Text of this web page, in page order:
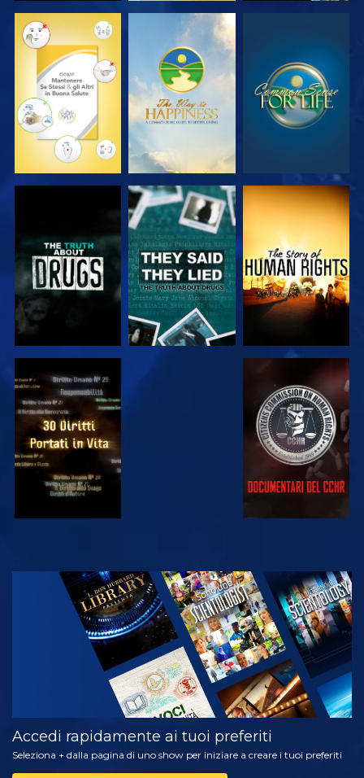
GUARDA GUARDA GUARDA
GUARDA GUARDA
GUARDA GUARDA
GUARDA
ESPLORA LE
SERIE
Accedi rapidamente ai tuoi preferiti
Seleziona + dalla pagina di uno show per iniziare a creare i tuoi preferiti